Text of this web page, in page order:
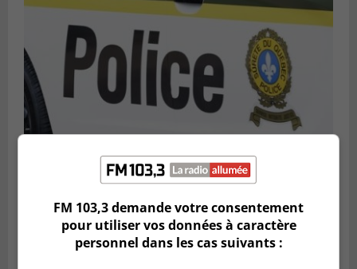
Publié le 6 août 2026 à 05h39
La grenade du camping du lac Cristal était
FM 103,3 demande votre consentement
pour utiliser vos données à caractère
personnel dans les cas suivants :